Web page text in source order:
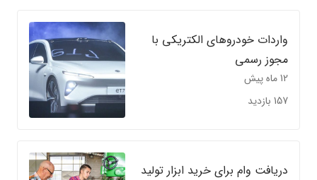
واردات خودروهای الکتریکی با
مجوز رسمی
12 ماه پیش
157 بازدید
دریافت وام برای خرید ابزار تولید